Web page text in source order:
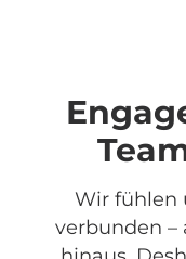
Wir fühlen
verbunden –